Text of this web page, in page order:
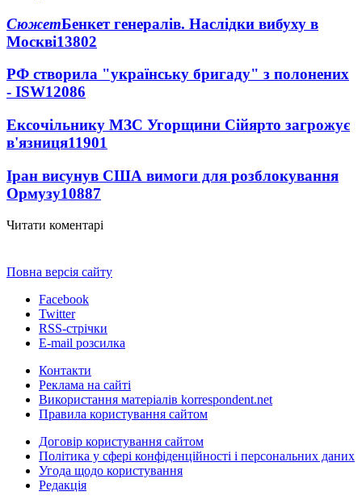
СюжетБенкет генералів. Наслідки вибуху в
Москві13802
РФ створила "українську бригаду" з полонених
- ISW12086
Ексочільнику МЗС Угорщини Сійярто загрожує
в'язниця11901
Іран висунув США вимоги для розблокування
Ормузу10887
Читати коментарі
Повна версія сайту
Facebook
Twitter
RSS-стрічки
E-mail розсилка
Контакти
Реклама на сайті
Використання матеріалів korrespondent.net
Правила користування сайтом
Договір користування сайтом
Політика у сфері конфіденційності і персональних даних
Угода щодо користування
Редакція